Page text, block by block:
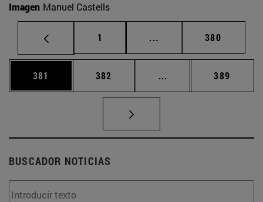
Imagen Manuel Castells
Página
1 ... Páginas intermedias
Página
380
Página
381 Página
382 ... Páginas intermedias
Página
389
BUSCADOR NOTICIAS